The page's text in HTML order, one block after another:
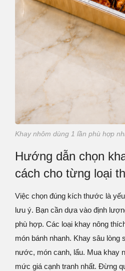
Khay nhôm dùng 1 lần phù hợp
Hướng dẫn chọn
cách cho từng loại
Việc chọn đúng kích thước là
lưu ý. Bạn cần dựa vào định
phù hợp. Các loại khay nông
món bánh nhanh. Khay sâu lòng
nước, món canh, lẩu. Mua khay
mức giá cạnh tranh nhất. Đừng